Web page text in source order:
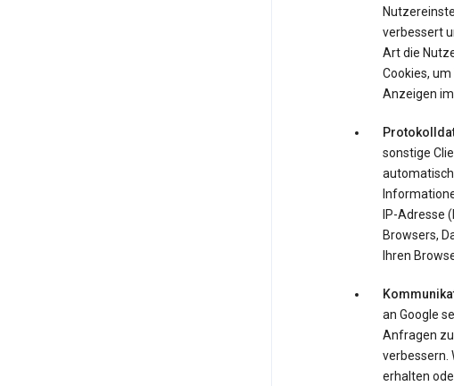
verbessert
Art die
Cookies,
Anzeigen
sonstige
IP-Adresse
Browsers,
Ihren
an Google
Anfragen
verbessern.
erhalten